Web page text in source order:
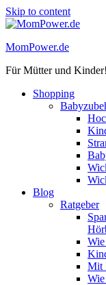
Skip to content
MomPower.de
Für Mütter und Kinder!
Shopping
Blog
Ratgeber
Mit